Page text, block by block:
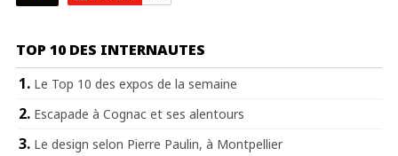
TOP 10 DES INTERNAUTES
Le Top 10 des expos de la semaine
Escapade à Cognac et ses alentours
Le design selon Pierre Paulin, à Montpellier